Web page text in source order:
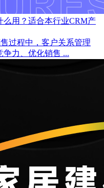
么用？适合本行业CRM产
过程中，客户关系管理
争力、优化销售 ...